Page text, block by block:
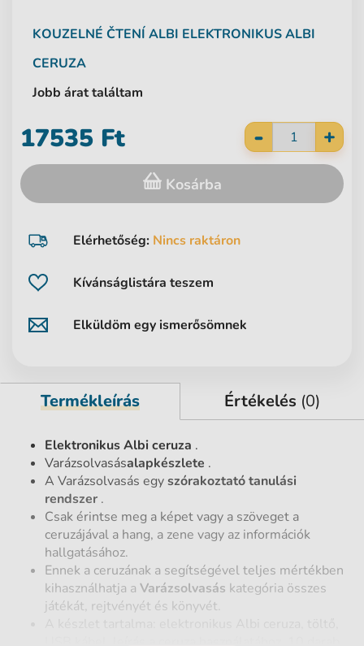
KOUZELNÉ ČTENÍ ALBI ELEKTRONIKUS ALBI
CERUZA
Jobb árat találtam
Kívánságlistára teszem
Elküldöm egy ismerősömnek
Elérhetőség: Nincs raktáron
- +
17535 Ft
Kosárba
Termékleírás Értékelés (0)
Elektronikus Albi ceruza .
Varázsolvasásalapkészlete .
A Varázsolvasás egyszórakoztató tanulási
rendszer .
Csak érintse meg a képet vagy a szöveget a
ceruzájával a hang, a zene vagy az információk
hallgatásához.
Ennek a ceruzának a segítségével teljes mértékben
kihasználhatja a Varázsolvasás kategória összes
játékát, rejtvényét és könyvét.